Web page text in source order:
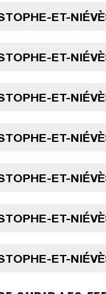
ET-
ET-
ET-
ET-
ET-
ET-
ET-